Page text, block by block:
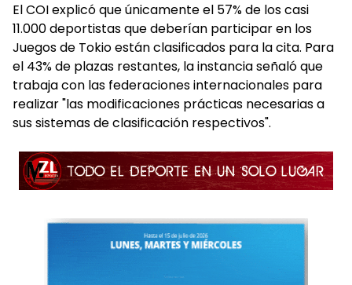
El COI explicó que únicamente el 57% de los casi
11.000 deportistas que deberían participar en los
Juegos de Tokio están clasificados para la cita. Para
el 43% de plazas restantes, la instancia señaló que
trabaja con las federaciones internacionales para
realizar "las modificaciones prácticas necesarias a
sus sistemas de clasificación respectivos".